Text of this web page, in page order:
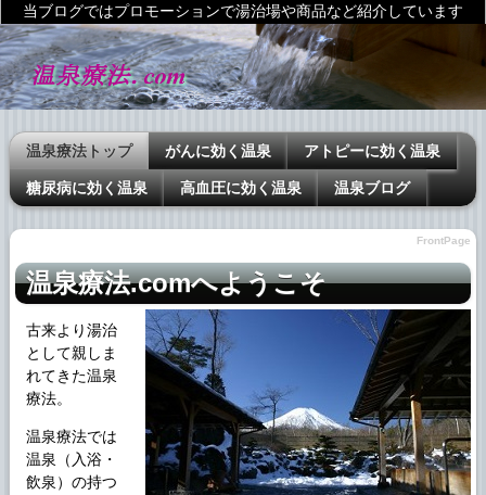
当ブログではプロモーションで湯治場や商品など紹介しています
温泉療法トップ がんに効く温泉 アトピーに効く温泉
糖尿病に効く温泉 高血圧に効く温泉 温泉ブログ
FrontPage
温泉療法.comへようこそ
古来より湯治
として親しま
れてきた温泉
療法。
温泉療法では
温泉（入浴・
飲泉）の持つ